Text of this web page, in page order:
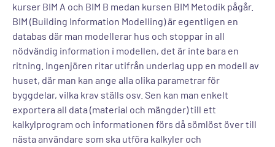
kurser BIM A och BIM B medan kursen BIM Metodik pågår.
BIM (Building Information Modelling) är egentligen en
databas där man modellerar hus och stoppar in all
nödvändig information i modellen, det är inte bara en
ritning. Ingenjören ritar utifrån underlag upp en modell av
huset, där man kan ange alla olika parametrar för
byggdelar, vilka krav ställs osv. Sen kan man enkelt
exportera all data (material och mängder) till ett
kalkylprogram och informationen förs då sömlöst över till
nästa användare som ska utföra kalkyler och